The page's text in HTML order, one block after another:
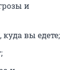
и
вы едете;